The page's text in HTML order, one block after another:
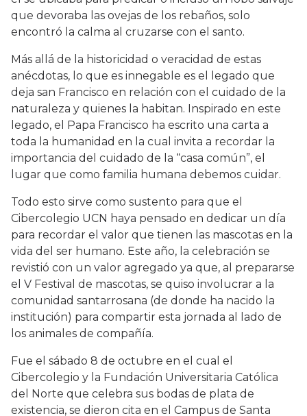
que devoraba las ovejas de los rebaños, solo
encontró la calma al cruzarse con el santo.
Más allá de la historicidad o veracidad de estas
anécdotas, lo que es innegable es el legado que
deja san Francisco en relación con el cuidado de la
naturaleza y quienes la habitan. Inspirado en este
legado, el Papa Francisco ha escrito una carta a
toda la humanidad en la cual invita a recordar la
importancia del cuidado de la “casa común”, el
lugar que como familia humana debemos cuidar.
Todo esto sirve como sustento para que el
Cibercolegio UCN haya pensado en dedicar un día
para recordar el valor que tienen las mascotas en la
vida del ser humano. Este año, la celebración se
revistió con un valor agregado ya que, al prepararse
el V Festival de mascotas, se quiso involucrar a la
comunidad santarrosana (de donde ha nacido la
institución) para compartir esta jornada al lado de
los animales de compañía.
Fue el sábado 8 de octubre en el cual el
Cibercolegio y la Fundación Universitaria Católica
del Norte que celebra sus bodas de plata de
existencia, se dieron cita en el Campus de Santa